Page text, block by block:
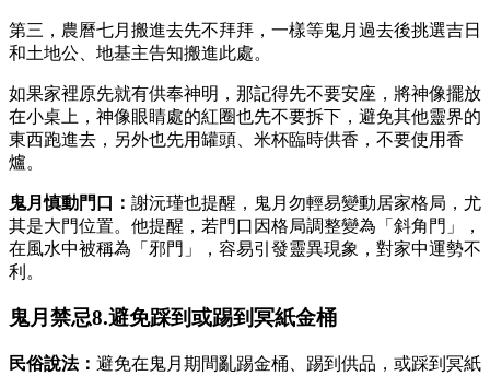
第三，農曆七月搬進去先不拜拜，一樣等鬼月過去後挑選吉日
和土地公、地基主告知搬進此處。
如果家裡原先就有供奉神明，那記得先不要安座，將神像擺放
在小桌上，神像眼睛處的紅圈也先不要拆下，避免其他靈界的
東西跑進去，另外也先用罐頭、米杯臨時供香，不要使用香
爐。
鬼月慎動門口： 謝沅瑾也提醒，鬼月勿輕易變動居家格局，尤
其是大門位置。他提醒，若門口因格局調整變為「斜角門」，
在風水中被稱為「邪門」，容易引發靈異現象，對家中運勢不
利。
鬼月禁忌8.避免踩到或踢到冥紙金桶
民俗說法： 避免在鬼月期間亂踢金桶、踢到供品，或踩到冥紙